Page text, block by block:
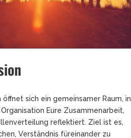
sich ein gemeinsamer Raum, in
Eure Zusammenarbeit,
reflektiert. Ziel ist es,
Verständnis füreinander zu